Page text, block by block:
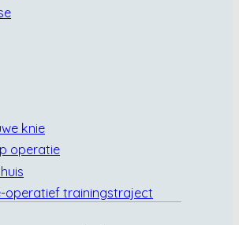
knie
operatie
operatief trainingstraject